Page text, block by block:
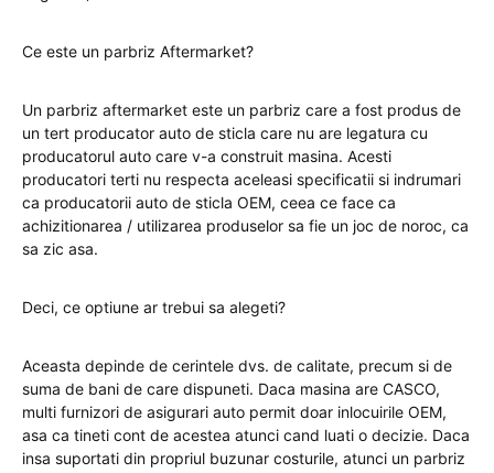
Ce este un parbriz Aftermarket?
Un parbriz aftermarket este un parbriz care a fost produs de
un tert producator auto de sticla care nu are legatura cu
producatorul auto care v-a construit masina. Acesti
producatori terti nu respecta aceleasi specificatii si indrumari
ca producatorii auto de sticla OEM, ceea ce face ca
achizitionarea / utilizarea produselor sa fie un joc de noroc, ca
sa zic asa.
Deci, ce optiune ar trebui sa alegeti?
Aceasta depinde de cerintele dvs. de calitate, precum si de
suma de bani de care dispuneti. Daca masina are CASCO,
multi furnizori de asigurari auto permit doar inlocuirile OEM,
asa ca tineti cont de acestea atunci cand luati o decizie. Daca
insa suportati din propriul buzunar costurile, atunci un parbriz